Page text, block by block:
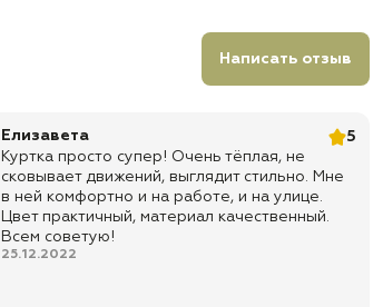
Написать отзыв
Елизавета
5
Куртка просто супер! Очень тёплая, не
сковывает движений, выглядит стильно. Мне
в ней комфортно и на работе, и на улице.
Цвет практичный, материал качественный.
Всем советую!
25.12.2022